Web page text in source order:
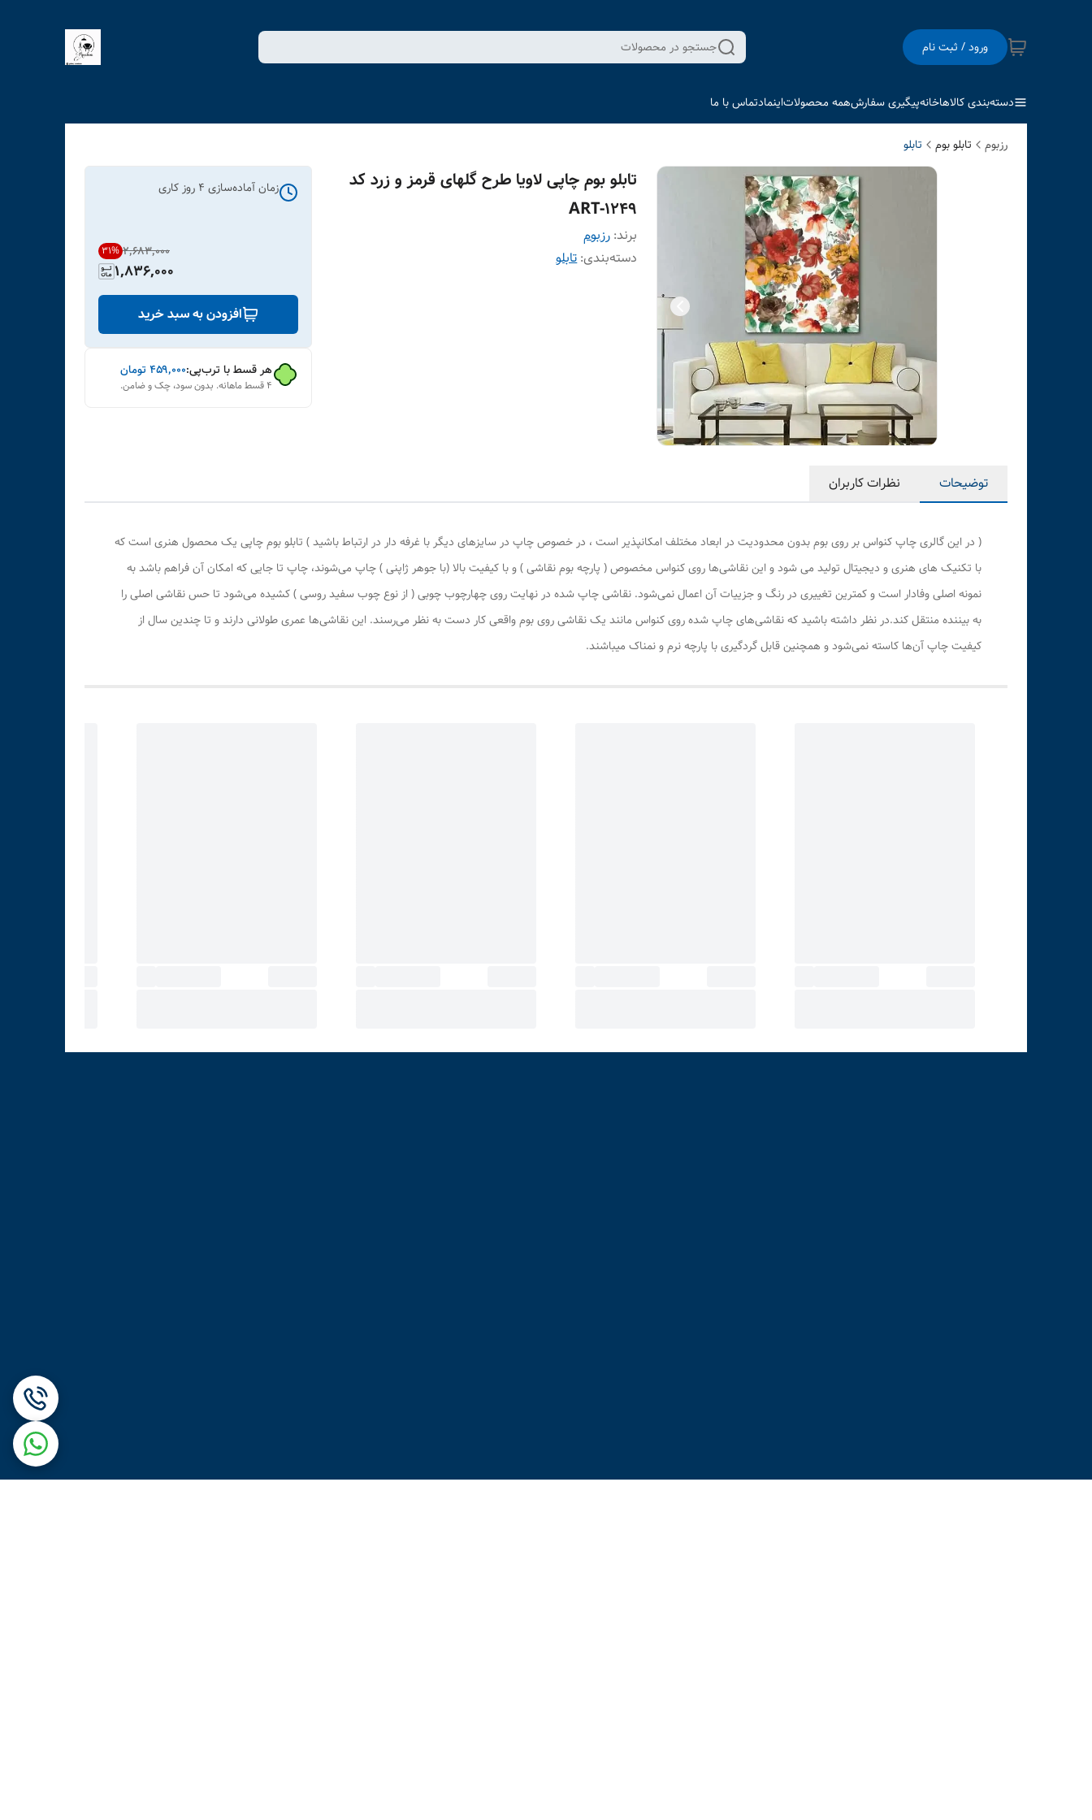
ورود / ثبت نام جستجو در محصولات
دسته‌بندی کالاهاخانهپیگیری سفارشهمه محصولاتاینمادتماس با ما
رزبوم تابلو بوم تابلو
تابلو بوم چاپی لاویا طرح گلهای قرمز و زرد کد
ART-1249
برند: رزبوم
دسته‌بندی:تابلو
زمان آماده‌سازی 4 روز کاری
۲٬۶۸۳٬۰۰۰ 31%
1,836,000
افزودن به سبد خرید
هر قسط با ترب‌پی:۴۵۹٬۰۰۰ تومان
۴ قسط ماهانه. بدون سود، چک و ضامن.
توضیحات نظرات کاربران
( در این گالری چاپ کنواس بر روی بوم بدون محدودیت در ابعاد مختلف امکانپذیر است ، در خصوص چاپ در سایزهای دیگر با غرفه دار در ارتباط باشید ) تابلو بوم چاپی یک محصول هنری است که
با تکنیک های هنری و دیجیتال تولید می شود و این نقاشی‌ها روی کنواس مخصوص ( پارچه بوم نقاشی ) و با کیفیت بالا (با جوهر ژاپنی ) چاپ می‌شوند، چاپ تا جایی که امکان آن فراهم باشد به
نمونه اصلی وفادار است و کمترین تغییری در رنگ و جزییات آن اعمال نمی‌شود. نقاشی چاپ شده در نهایت روی چهارچوب چوبی ( از نوع چوب سفید روسی ) کشیده می‌شود تا حس نقاشی اصلی را
به بیننده منتقل کند.در نظر داشته باشید که نقاشی‌های چاپ شده روی کنواس مانند یک نقاشی روی بوم واقعی کار دست به نظر می‌رسند. این نقاشی‌ها عمری طولانی دارند و تا چندین سال از
کیفیت چاپ آن‌ها کاسته نمی‌شود و همچنین قابل گردگیری با پارچه نرم و نمناک میباشند.